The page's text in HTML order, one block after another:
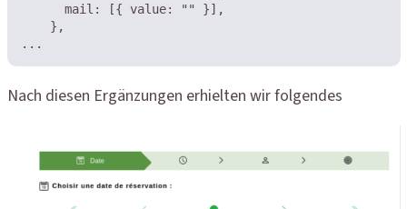
      mail: [{ value: "" }],
    },
Nach diesen Ergänzungen erhielten wir folgendes